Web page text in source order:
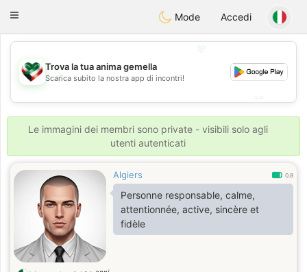
KuwaitChat
Toggle
Mode Accedi
💖
💕
Trova la tua anima gemella
Scarica subito la nostra app di incontri!
Le immagini dei membri sono private - visibili solo agli
utenti autenticati
Algiers 0.8
Personne responsable, calme,
attentionnée, active, sincère et
fidèle